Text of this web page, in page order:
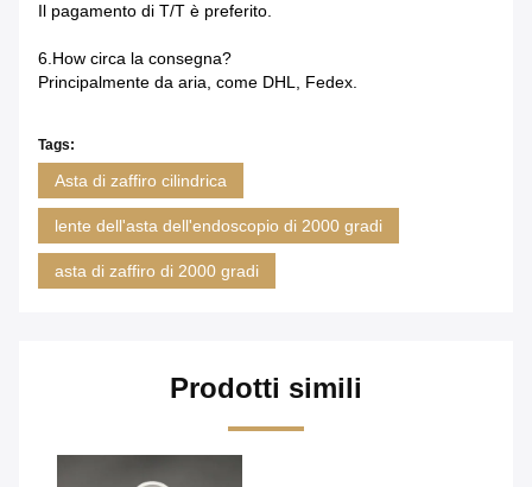
Il pagamento di T/T è preferito.
6.How circa la consegna?
Principalmente da aria, come DHL, Fedex.
Tags:
Asta di zaffiro cilindrica
lente dell'asta dell'endoscopio di 2000 gradi
asta di zaffiro di 2000 gradi
Prodotti simili